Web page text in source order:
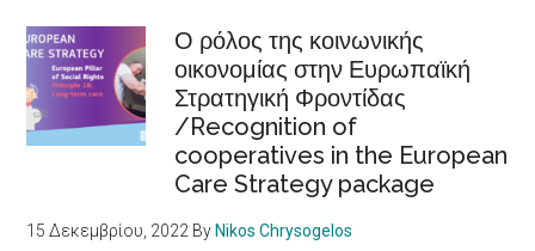
disabilities
νοοτροπίας
για
ατόμων
με
Ο ρόλος της κοινωνικής
οικονομίας στην Ευρωπαϊκή
Στρατηγική Φροντίδας
/Recognition of
cooperatives in the European
Care Strategy package
15 Δεκεμβρίου, 2022 By Nikos Chrysogelos